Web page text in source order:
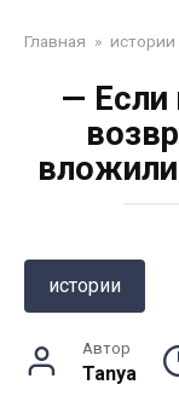
Главная » истории
— Если
истории
Автор
Tanya